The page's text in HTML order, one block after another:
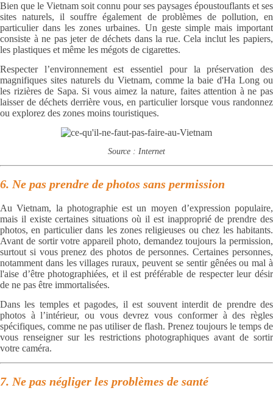
Bien que le Vietnam soit connu pour ses paysages époustouflants et ses
sites naturels, il souffre également de problèmes de pollution, en
particulier dans les zones urbaines. Un geste simple mais important
consiste à ne pas jeter de déchets dans la rue. Cela inclut les papiers,
les plastiques et même les mégots de cigarettes.
Respecter l’environnement est essentiel pour la préservation des
magnifiques sites naturels du Vietnam, comme la baie d'Ha Long ou
les rizières de Sapa. Si vous aimez la nature, faites attention à ne pas
laisser de déchets derrière vous, en particulier lorsque vous randonnez
ou explorez des zones moins touristiques.
Source : Internet
6. Ne pas prendre de photos sans permission
Au Vietnam, la photographie est un moyen d’expression populaire,
mais il existe certaines situations où il est inapproprié de prendre des
photos, en particulier dans les zones religieuses ou chez les habitants.
Avant de sortir votre appareil photo, demandez toujours la permission,
surtout si vous prenez des photos de personnes. Certaines personnes,
notamment dans les villages ruraux, peuvent se sentir gênées ou mal à
l'aise d’être photographiées, et il est préférable de respecter leur désir
de ne pas être immortalisées.
Dans les temples et pagodes, il est souvent interdit de prendre des
photos à l’intérieur, ou vous devrez vous conformer à des règles
spécifiques, comme ne pas utiliser de flash. Prenez toujours le temps de
vous renseigner sur les restrictions photographiques avant de sortir
votre caméra.
7. Ne pas négliger les problèmes de santé